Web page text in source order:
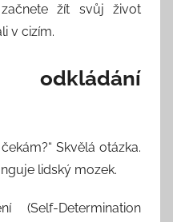
žít svůj život
v cizím.
odkládání
Skvělá otázka.
lidský mozek.
(Self-Determination